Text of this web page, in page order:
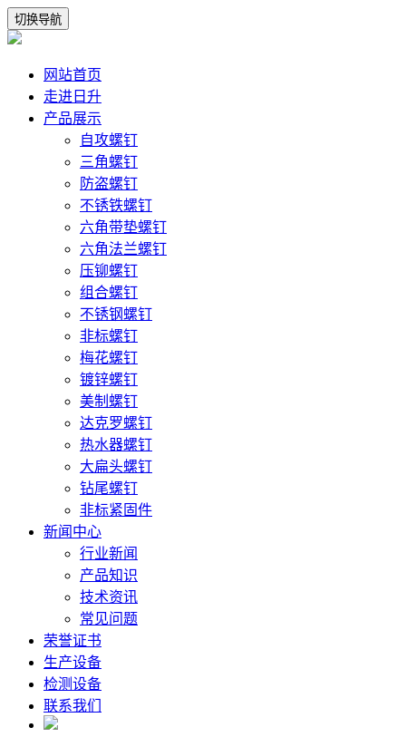
切换导航
网站首页
走进日升
产品展示
自攻螺钉
三角螺钉
防盗螺钉
不锈铁螺钉
六角带垫螺钉
六角法兰螺钉
压铆螺钉
组合螺钉
不锈钢螺钉
非标螺钉
梅花螺钉
镀锌螺钉
美制螺钉
达克罗螺钉
热水器螺钉
大扁头螺钉
钻尾螺钉
非标紧固件
新闻中心
行业新闻
产品知识
技术资讯
常见问题
荣誉证书
生产设备
检测设备
联系我们